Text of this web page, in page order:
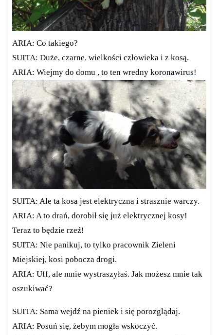
ARIA: Co takiego?
SUITA: Duże, czarne, wielkości człowieka i z kosą.
ARIA: Wiejmy do domu , to ten wredny koronawirus!
SUITA: Ale ta kosa jest elektryczna i strasznie warczy.
ARIA: A to drań, dorobił się już elektrycznej kosy!
Teraz to będzie rzeź!
SUITA: Nie panikuj, to tylko pracownik Zieleni
Miejskiej, kosi pobocza drogi.
ARIA: Uff, ale mnie wystraszyłaś. Jak możesz mnie tak
oszukiwać?
SUITA: Sama wejdź na pieniek i się porozglądaj.
ARIA: Posuń się, żebym mogła wskoczyć.